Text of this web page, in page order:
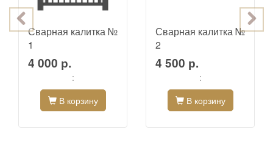
Сварная калитка №
1
4 000 р.
:
В корзину
Сварная калитка №
2
4 500 р.
:
В корзину